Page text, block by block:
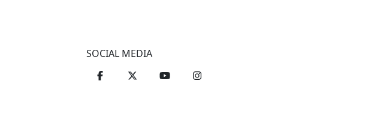
SOCIAL MEDIA